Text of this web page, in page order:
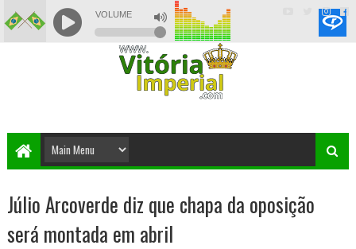
Júlio Arcoverde diz que chapa da oposição
será montada em abril